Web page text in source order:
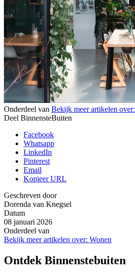
Onderdeel van Bekijk meer artikelen over:
Deel BinnensteBuiten
Facebook
Whatsapp
LinkedIn
Pinterest
Email
Kopieer URL
Geschreven door
Dorenda van Knegsel
Datum
08 januari 2026
Onderdeel van
Bekijk meer artikelen over: Wonen
Ontdek Binnenstebuiten